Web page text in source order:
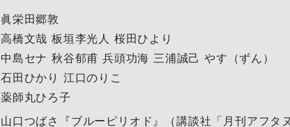
眞栄田郷敦
高橋文哉 板垣李光人 桜田ひより
中島セナ 秋谷郁甫 兵頭功海 三浦誠己 やす（ずん）
石田ひかり 江口のりこ
薬師丸ひろ子
山口つばさ『ブルーピリオド』（講談社「月刊アフタ